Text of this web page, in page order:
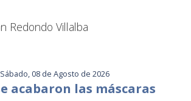
Redondo Villalba
Sábado, 08 de Agosto de 2026
acabaron las máscaras